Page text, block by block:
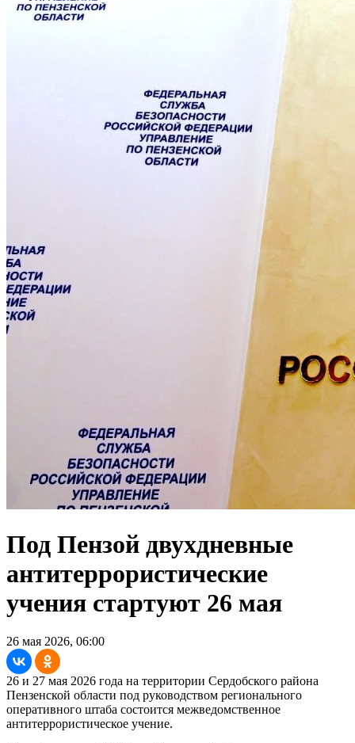
Под Пензой двухдневные
антитеррористические
учения стартуют 26 мая
26 мая 2026, 06:00
26 и 27 мая 2026 года на территории Сердобского района
Пензенской области под руководством регионального
оперативного штаба состоится межведомственное
антитеррористическое учение.